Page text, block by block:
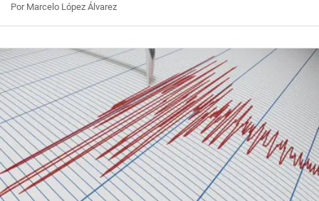
Por Marcelo López Álvarez